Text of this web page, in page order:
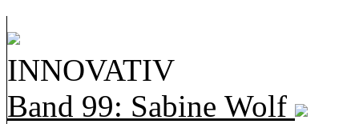
INNOVATIV
Band 99: Sabine Wolf